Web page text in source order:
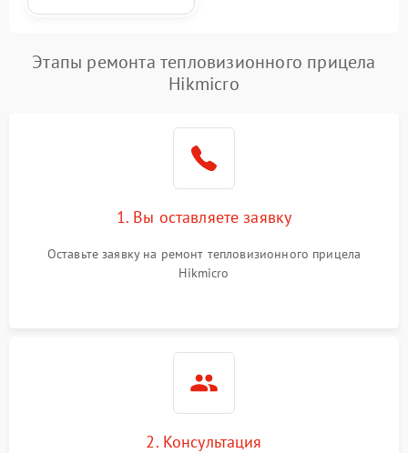
Этапы ремонта тепловизионного прицела
Hikmicro
1. Вы оставляете заявку
Оставьте заявку на ремонт тепловизионного прицела
Hikmicro
2. Консультация